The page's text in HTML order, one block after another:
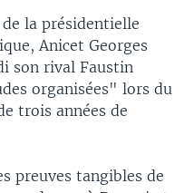
la présidentielle
Anicet Georges
son rival Faustin
organisées" lors du
trois années de
preuves tangibles de